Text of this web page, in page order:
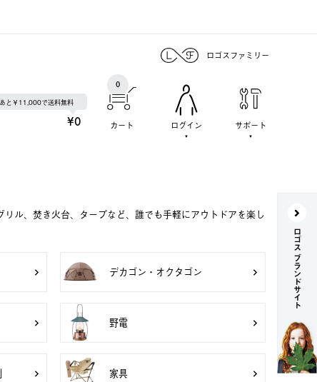
ロゴスファミリー
あと￥11,000で送料無料
¥0 カート
0
ログイン サポート
ル、焚き火台、タープなど、誰でも手軽にアウトドアを楽し
デカゴン・オクタゴン
野電
家具
ロゴス ブランドサイト